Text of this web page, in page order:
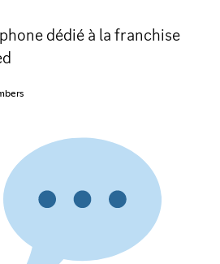
dédié à la franchise